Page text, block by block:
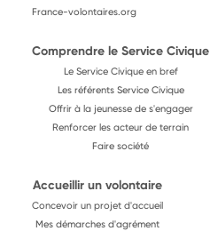
France-volontaires.org
Comprendre le Service Civique
Le Service Civique en bref
Les référents Service Civique
Offrir à la jeunesse de s'engager
Renforcer les acteur de terrain
Faire société
Accueillir un volontaire
Concevoir un projet d'accueil
Mes démarches d'agrément